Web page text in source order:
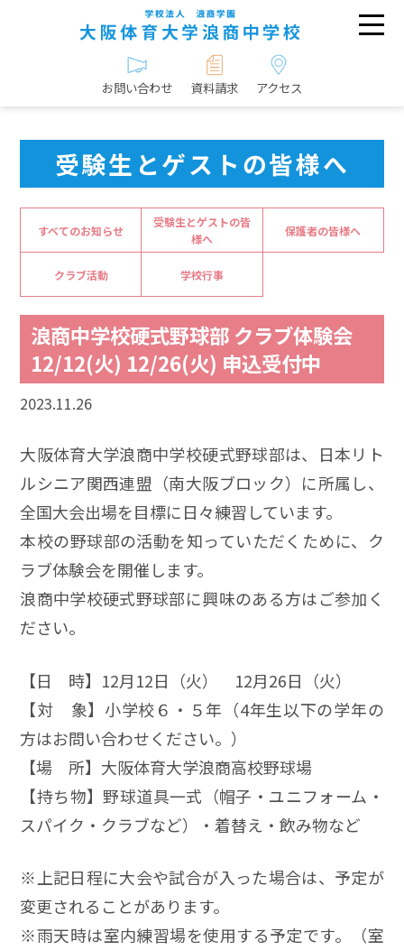
お問い合わせ 資料請求 アクセス
受験生とゲストの皆様へ
すべてのお知らせ
受験生とゲストの皆
様へ
保護者の皆様へ
クラブ活動 学校行事
浪商中学校硬式野球部 クラブ体験会
12/12(火) 12/26(火) 申込受付中
2023.11.26
大阪体育大学浪商中学校硬式野球部は、日本リト
ルシニア関西連盟（南大阪ブロック）に所属し、
全国大会出場を目標に日々練習しています。
本校の野球部の活動を知っていただくために、ク
ラブ体験会を開催します。
浪商中学校硬式野球部に興味のある方はご参加く
ださい。
【日 時】12月12日（火） 12月26日（火）
【対 象】小学校６・５年（4年生以下の学年の
方はお問い合わせください。）
【場 所】大阪体育大学浪商高校野球場
【持ち物】野球道具一式（帽子・ユニフォーム・
スパイク・クラブなど）・着替え・飲み物など
※上記日程に大会や試合が入った場合は、予定が
変更されることがあります。
※雨天時は室内練習場を使用する予定です。（室